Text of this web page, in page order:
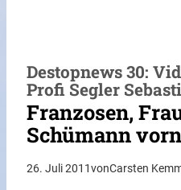
Destopnews 30:
Profi Segler
Franzosen,
Schümann
26. Juli 2011vonCarsten